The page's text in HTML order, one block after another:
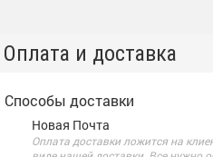
Оплата и доставка
Способы доставки
Новая Почта
Оплата доставки ложится на